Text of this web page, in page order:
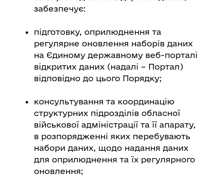
забезпечує:
підготовку, оприлюднення та
регулярне оновлення наборів даних
на Єдиному державному веб-порталі
відкритих даних (надалі – Портал)
відповідно до цього Порядку;
консультування та координацію
структурних підрозділів обласної
військової адміністрації та її апарату,
в розпорядженні яких перебувають
набори даних, щодо надання даних
для оприлюднення та їх регулярного
оновлення;